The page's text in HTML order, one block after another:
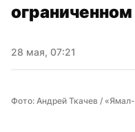
28 мая, 07:21
Фото: Андрей Ткачев /